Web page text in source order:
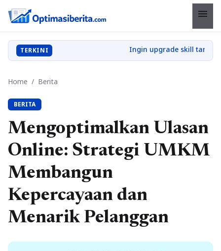
menu
TERKINI
Home / Berita
BERITA
Mengoptimalkan Ulasan
Online: Strategi UMKM
Membangun
Kepercayaan dan
Menarik Pelanggan